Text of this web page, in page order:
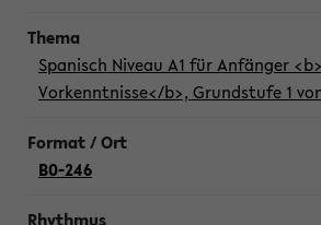
Spanisch Niveau A1 für Anfänger
Vorkenntnisse</b>, Grundstufe 1
B0-246